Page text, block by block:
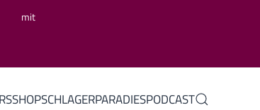
mit
SHOPSCHLAGERPARADIESPODCAST